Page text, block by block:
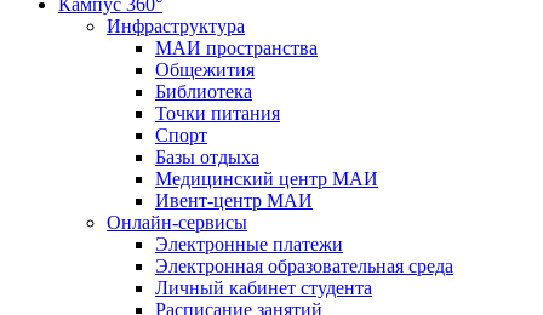
Кампус 360°
Инфраструктура
МАИ пространства
Общежития
Библиотека
Точки питания
Спорт
Базы отдыха
Медицинский центр МАИ
Ивент-центр МАИ
Онлайн-сервисы
Электронные платежи
Электронная образовательная среда
Личный кабинет студента
Расписание занятий